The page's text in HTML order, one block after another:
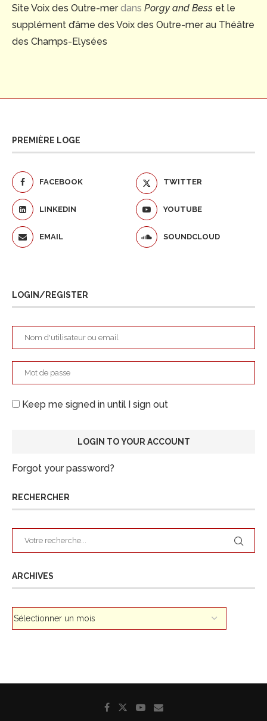
Site Voix des Outre-merdans Porgy and Bess et le
supplément d’âme des Voix des Outre-mer au Théâtre
des Champs-Elysées
PREMIÈRE LOGE
FACEBOOK TWITTER
LINKEDIN YOUTUBE
EMAIL SOUNDCLOUD
LOGIN/REGISTER
Keep me signed in until I sign out
Forgot your password?
RECHERCHER
ARCHIVES